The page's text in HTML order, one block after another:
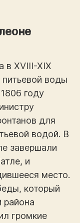
в XVIII-XIX
питьевой воды
году
для
водой. В
завершали
и
место.
который
района
громкие